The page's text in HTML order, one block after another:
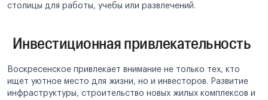
столицы для работы, учебы или развлечений.
Инвестиционная привлекательность
Воскресенское привлекает внимание не только тех, кто
ищет уютное место для жизни, но и инвесторов. Развитие
инфраструктуры, строительство новых жилых комплексов и